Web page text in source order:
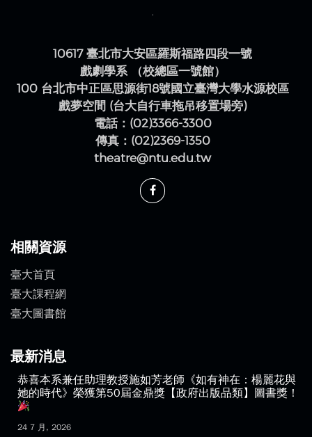
10617 臺北市大安區羅斯福路四段一號
戲劇學系 （校總區一號館）
100 台北市中正區思源街18號國立臺灣大學水源校區
戲夢空間 (台大自行車拖吊移置場旁)
電話：(02)3366-3300
傳真：(02)2369-1350
theatre@ntu.edu.tw
相關資源
臺大首頁
臺大課程網
臺大圖書館
最新消息
恭喜本系兼任助理教授施如芳老師《如有神在：楊麗花與
她的時代》榮獲第50屆金鼎獎【政府出版品類】圖書獎！
24 7 月, 2026